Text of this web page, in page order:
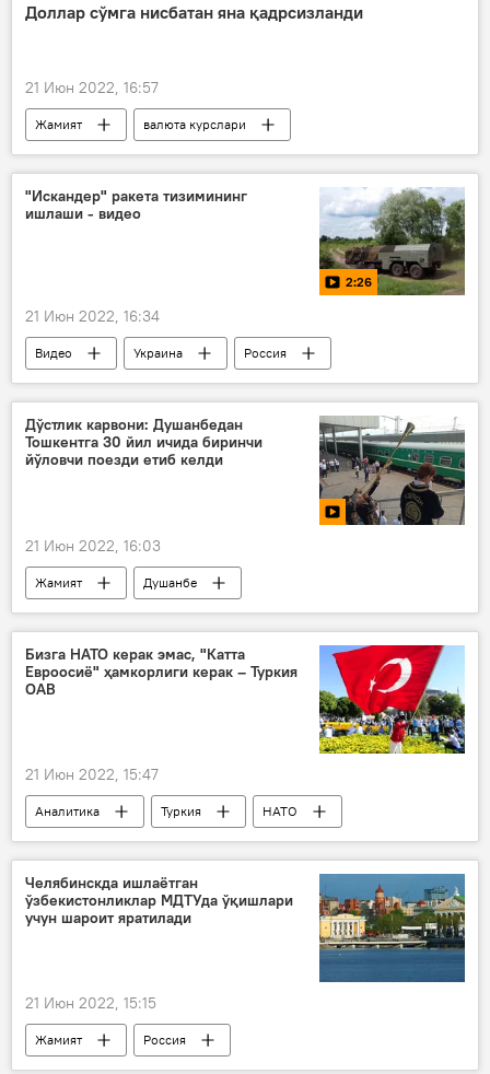
Ўзбекистон
Доллар сўмга нисбатан яна қадрсизланди
21 Июн 2022, 16:57
Жамият валюта курслари
"Искандер" ракета тизимининг
ишлаши - видео
2:26
21 Июн 2022, 16:34
Видео Украина Россия
Дўстлик карвони: Душанбедан
Тошкентга 30 йил ичида биринчи
йўловчи поезди етиб келди
21 Июн 2022, 16:03
Жамият
Душанбе
поезд қатнови
Ўзбекистон
Тожикистон
Бизга НАТО керак эмас, "Катта
Евроосиё" ҳамкорлиги керак – Туркия
ОАВ
21 Июн 2022, 15:47
Аналитика Туркия
НАТО
Россия
Челябинскда ишлаётган
ўзбекистонликлар МДТУда ўқишлари
учун шароит яратилади
21 Июн 2022, 15:15
Жамият Россия